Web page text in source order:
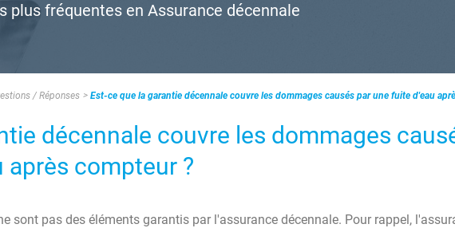
plus fréquentes en Assurance décennale
/ Réponses Est-ce que la garantie décennale couvre les dommages causés par une fuite d'eau
décennale couvre les dommages
après compteur ?
sont pas des éléments garantis par l'assurance décennale. Pour rappel,